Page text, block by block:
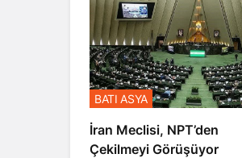
İran Meclisi, NPT’den
Çekilmeyi Görüşüyor
BATI ASYA